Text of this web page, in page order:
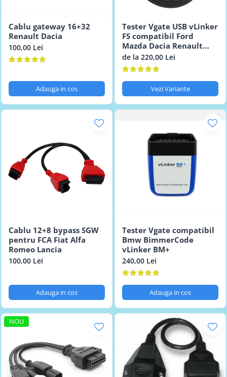
Testere Moto ATV
Cablu gateway 16+32
Renault Dacia
100,00 Lei
Adauga in cos
Tester Vgate USB vLinker
FS compatibil Ford
Mazda Dacia Renault
VAG RenoLink
de la 220,00 Lei
Vezi Variante
Cablu 12+8 bypass SGW
pentru FCA Fiat Alfa
Romeo Lancia
100,00 Lei
Adauga in cos
Tester Vgate compatibil
Bmw BimmerCode
vLinker BM+
240,00 Lei
Adauga in cos
NOU